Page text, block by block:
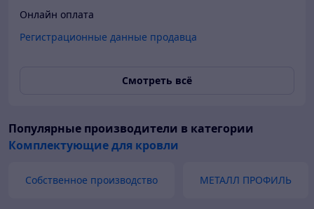
Онлайн оплата
Регистрационные данные продавца
Смотреть всё
Популярные производители в категории
Комплектующие для кровли
Собственное производство МЕТАЛЛ ПРОФИЛЬ